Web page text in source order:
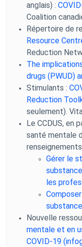
anglais) :
Coalition
Répertoire de
Resource
Reduction
The
drugs (PWUD)
Stimulants :
Reduction
seulement).
Le CCDUS, en
santé mentale
Gérer le
les
Nouvelle
mentale et en
COVID-19